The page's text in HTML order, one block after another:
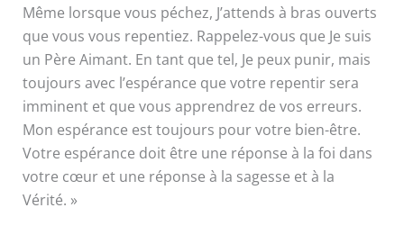
Même lorsque vous péchez, J’attends à bras ouverts
que vous vous repentiez. Rappelez-vous que Je suis
un Père Aimant. En tant que tel, Je peux punir, mais
toujours avec l’espérance que votre repentir sera
imminent et que vous apprendrez de vos erreurs.
Mon espérance est toujours pour votre bien-être.
Votre espérance doit être une réponse à la foi dans
votre cœur et une réponse à la sagesse et à la
Vérité. »